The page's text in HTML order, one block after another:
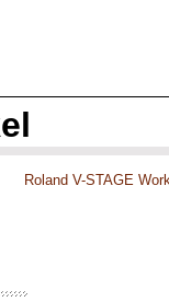
Roland V-STAGE